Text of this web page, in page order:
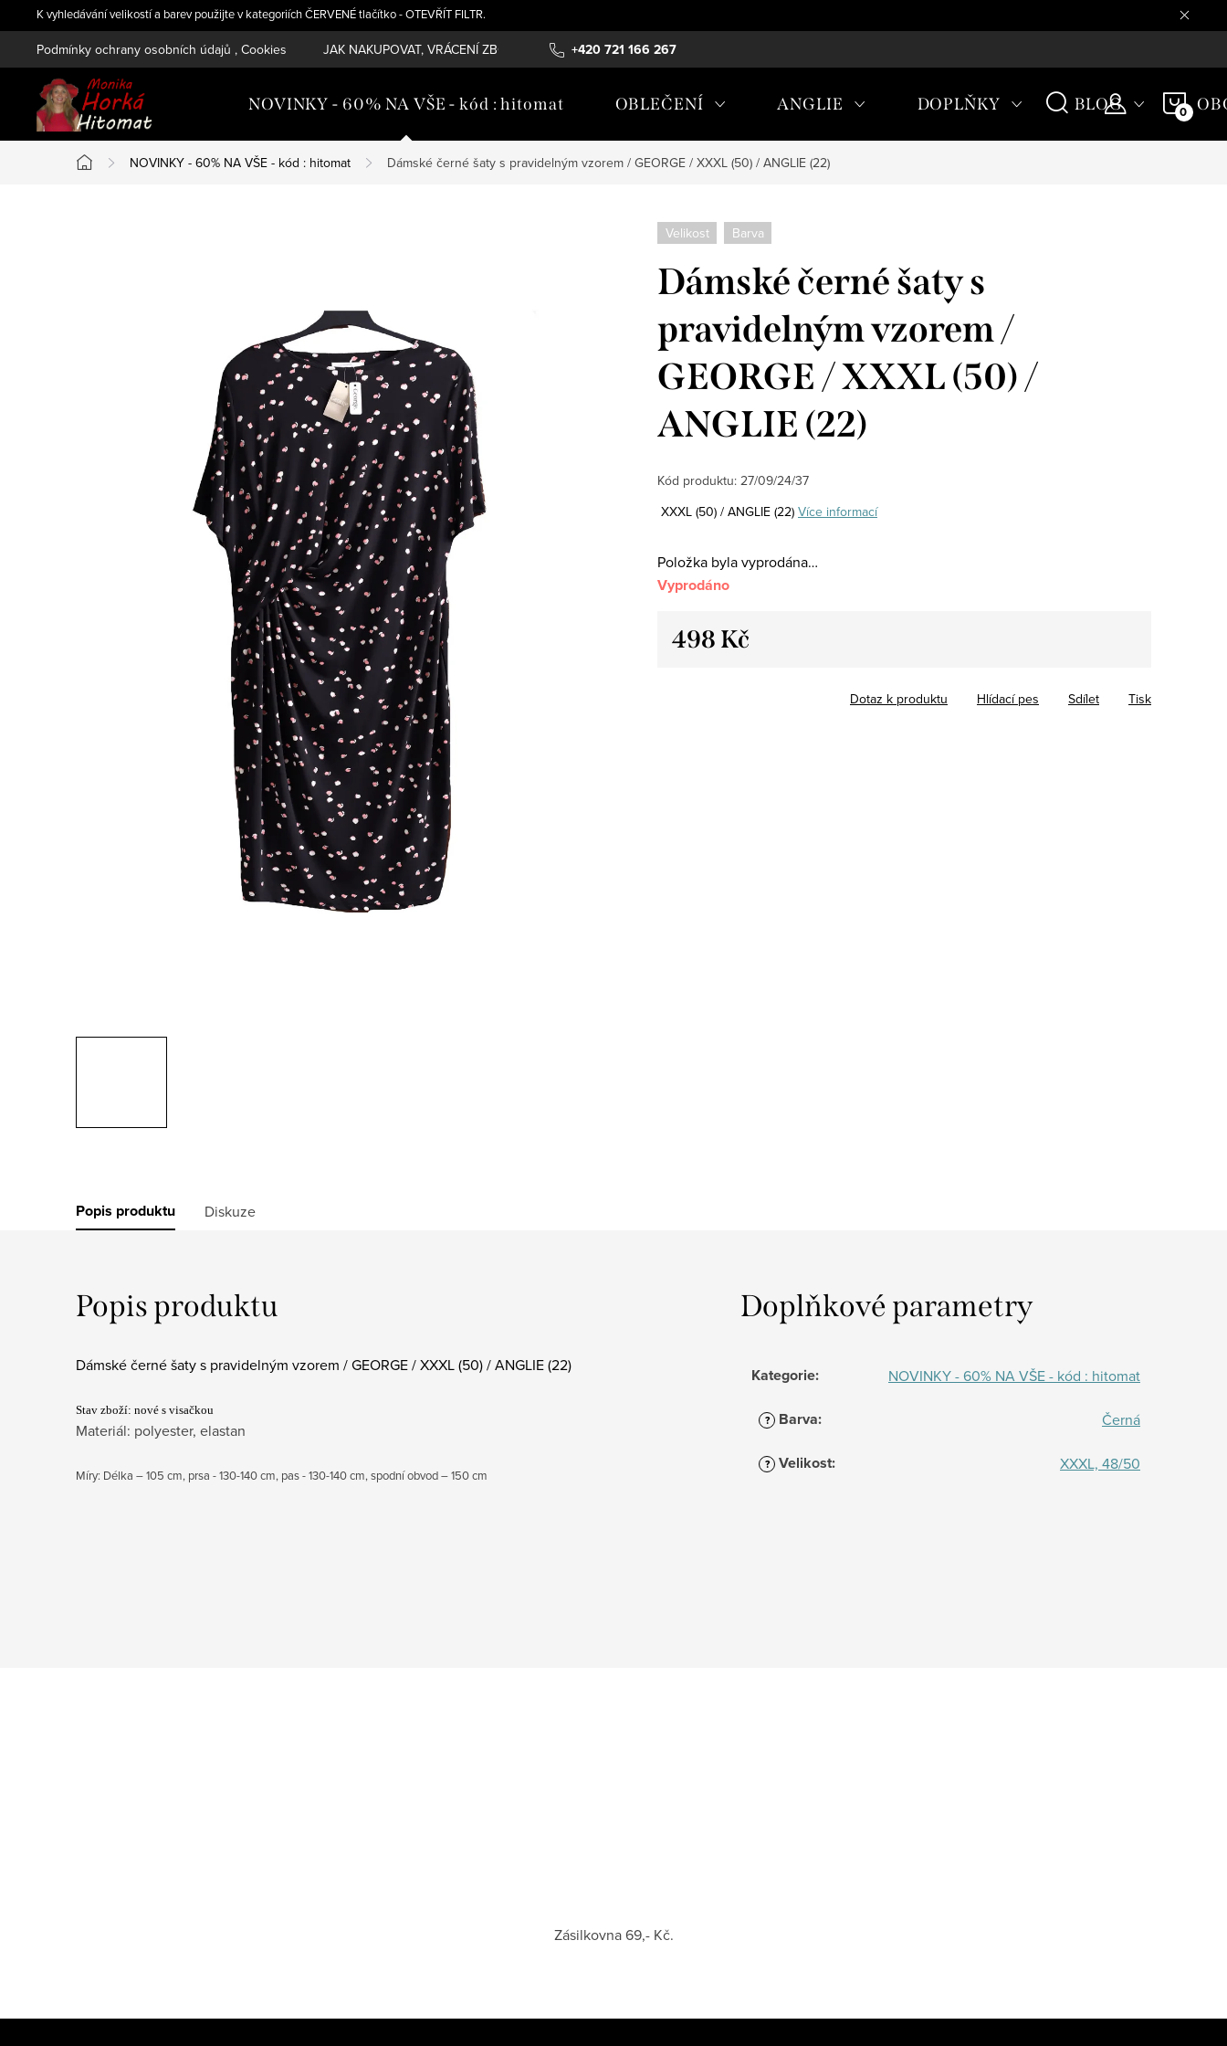
na
K vyhledávání velikostí a barev použijte v kategoriích ČERVENÉ tlačítko - OTEVŘÍT FILTR.
+420 721 166 267
Podmínky ochrany osobních údajů , Cookies JAK NAKUPOVAT, VRÁCENÍ ZBOŽÍ , REKLAMAČNÍ ŘÁD, ÚDRŽBA MATERIÁLŮ
NOVINKY - 60% NA VŠE - kód : hitomat OBLEČENÍ ANGLIE DOPLŇKY BLOG
Domů
NOVINKY - 60% NA VŠE - kód : hitomat Dámské černé šaty s pravidelným vzorem / GEORGE / XXXL (50) / ANGLIE (22)
Velikost Barva
Dámské černé šaty s
pravidelným vzorem /
GEORGE / XXXL (50) /
ANGLIE (22)
Kód produktu: 27/09/24/37
XXXL (50) / ANGLIE (22) Více informací
Položka byla vyprodána…
Vyprodáno
498 Kč
Tisk
Dotaz k produktu Hlídací pes Sdílet
Popis produktu Diskuze
Popis produktu
Dámské černé šaty s pravidelným vzorem / GEORGE / XXXL (50) / ANGLIE (22)
Stav zboží: nové s visačkou
Materiál: polyester, elastan
Míry: Délka – 105 cm, prsa - 130-140 cm, pas - 130-140 cm, spodní obvod – 150 cm
Doplňkové parametry
Kategorie: NOVINKY - 60% NA VŠE - kód : hitomat
? Barva: Černá
? Velikost: XXXL, 48/50
Zásilkovna 69,- Kč.